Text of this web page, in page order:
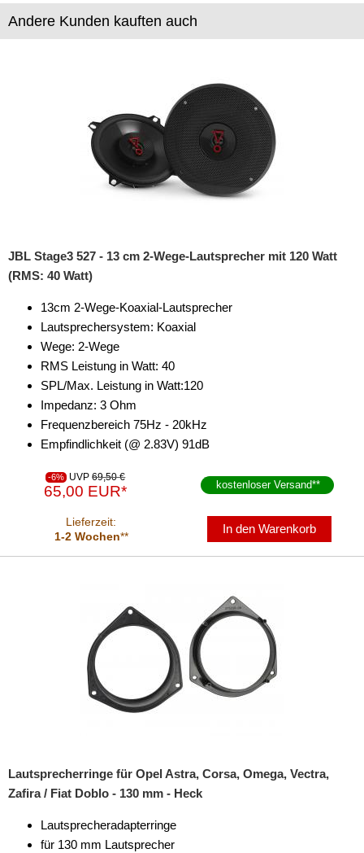
Schrumpfschläuche
Sonstiges
Andere Kunden kauften auch
JBL Stage3 527 - 13 cm 2-Wege-Lautsprecher mit 120 Watt
(RMS: 40 Watt)
13cm 2-Wege-Koaxial-Lautsprecher
Lautsprechersystem: Koaxial
Wege: 2-Wege
RMS Leistung in Watt: 40
SPL/Max. Leistung in Watt:120
Impedanz: 3 Ohm
Frequenzbereich 75Hz - 20kHz
Empfindlichkeit (@ 2.83V) 91dB
-6% UVP 69,50 €
65,00 EUR* kostenloser Versand**
Lieferzeit:
1-2 Wochen**
In den Warenkorb
Lautsprecherringe für Opel Astra, Corsa, Omega, Vectra,
Zafira / Fiat Doblo - 130 mm - Heck
Lautsprecheradapterringe
für 130 mm Lautsprecher